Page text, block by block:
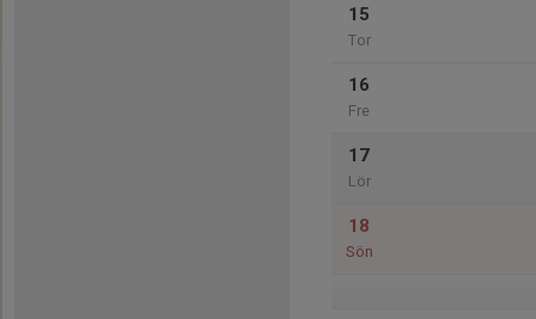
15
Tor
16
Fre
17
Lör
18
Sön